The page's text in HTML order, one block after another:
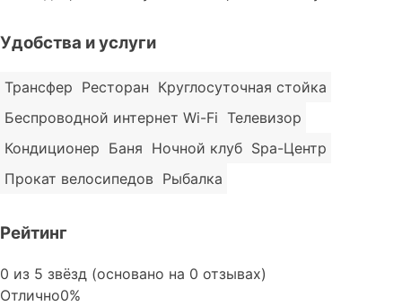
Удобства и услуги
Трансфер Ресторан Круглосуточная стойка
Беспроводной интернет Wi-Fi Телевизор
Кондиционер Баня Ночной клуб Spa-Центр
Прокат велосипедов Рыбалка
Рейтинг
Rated
0
0 из 5 звёзд (основано на 0 отзывах)
Отлично0%